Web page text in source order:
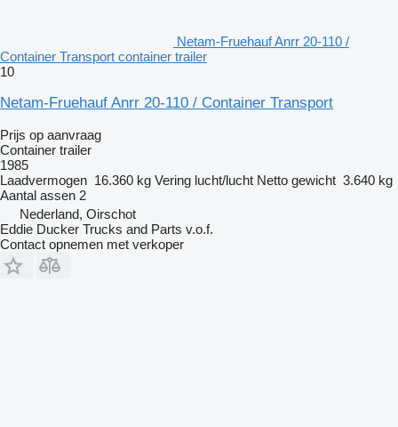
Netam-Fruehauf Anrr 20-110 /
Container Transport container trailer
10
Netam-Fruehauf Anrr 20-110 / Container Transport
Prijs op aanvraag
Container trailer
1985
Laadvermogen 16.360 kg Vering lucht/lucht Netto gewicht 3.640 kg
Aantal assen 2
Nederland, Oirschot
Eddie Ducker Trucks and Parts v.o.f.
Contact opnemen met verkoper